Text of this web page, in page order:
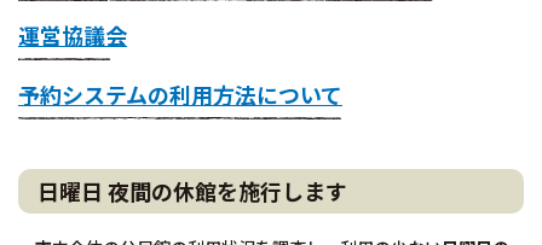
運営協議会
予約システムの利用方法について
日曜日 夜間の休館を施行します